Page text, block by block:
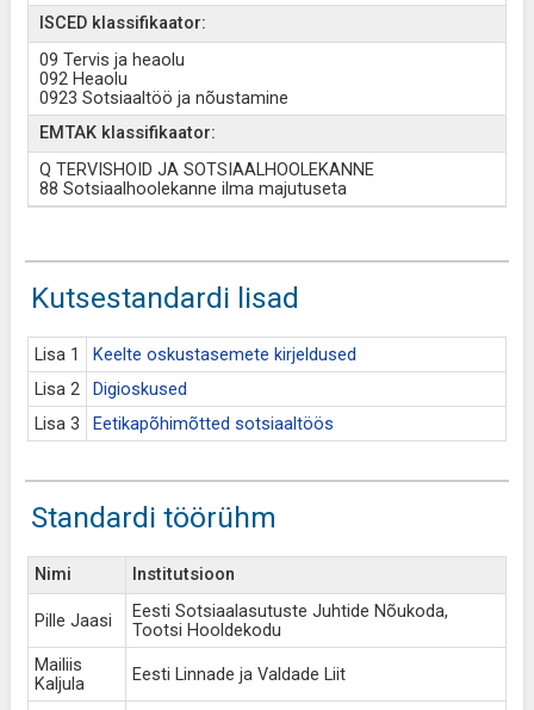
ISCED klassifikaator:
09 Tervis ja heaolu
092 Heaolu
0923 Sotsiaaltöö ja nõustamine
EMTAK klassifikaator:
Q TERVISHOID JA SOTSIAALHOOLEKANNE
88 Sotsiaalhoolekanne ilma majutuseta
Kutsestandardi lisad
Lisa 1
Keelte oskustasemete kirjeldused
Lisa 2
Digioskused
Lisa 3
Eetikapõhimõtted sotsiaaltöös
Standardi töörühm
Nimi Institutsioon
Pille Jaasi
Eesti Sotsiaalasutuste Juhtide Nõukoda,
Tootsi Hooldekodu
Mailiis
Kaljula
Eesti Linnade ja Valdade Liit